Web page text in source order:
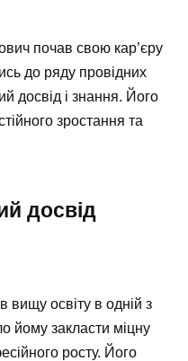
почав свою кар’єру
до ряду провідних
досвід і знання. Його
зростання та
досвід
вищу освіту в одній з
йому закласти міцну
росту. Його